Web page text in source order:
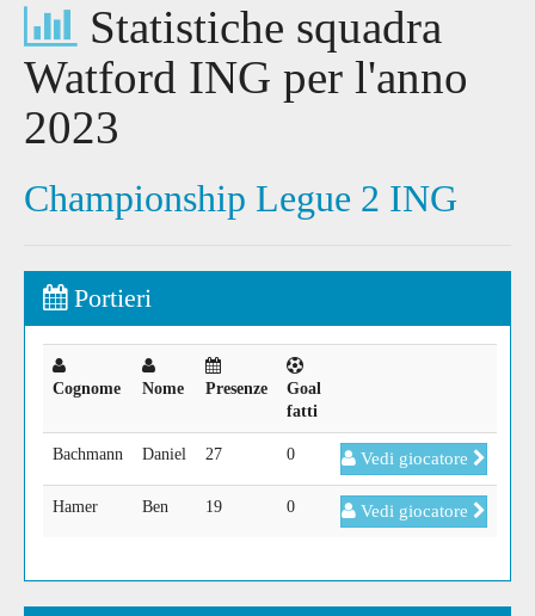
Statistiche squadra
Watford ING per l'anno
2023
Championship Legue 2 ING
Portieri
Cognome Nome Presenze
Goal
fatti
Bachmann Daniel 27 0 Vedi giocatore
Hamer Ben 19 0 Vedi giocatore